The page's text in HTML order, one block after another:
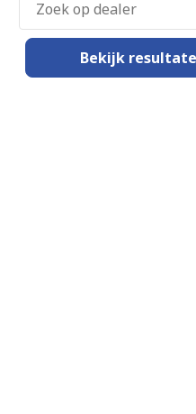
Bekijk